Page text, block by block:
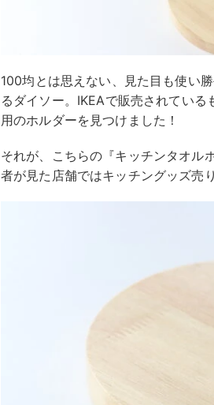
100均とは思えない、見た目も使い
るダイソー。IKEAで販売されてい
用のホルダーを見つけました！
それが、こちらの『キッチンタオル
者が見た店舗ではキッチングッズ売